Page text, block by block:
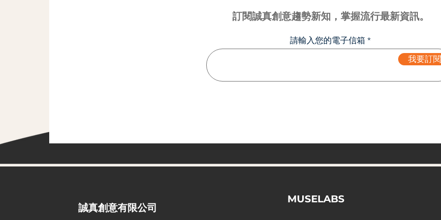
訂閱誠真創意趨勢新知，掌握流行最新資訊。
請輸入您的電子信箱
我要訂閱
​誠真創意有限公司
MUSELABS